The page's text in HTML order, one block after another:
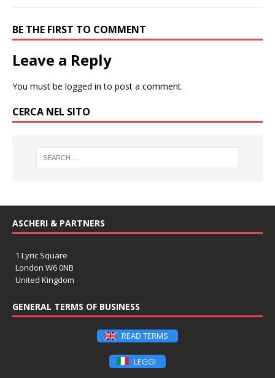
BE THE FIRST TO COMMENT
Leave a Reply
You must be logged in to post a comment.
CERCA NEL SITO
ASCHERI & PARTNERS
1 Lyric Square
London W6 0NB
United Kingdom
GENERAL TERMS OF BUSINESS
READ TERMS
LEGGI